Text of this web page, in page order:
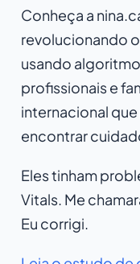
Conheça a
revolucionando
usando
profissionais e
internacional
encontrar
Eles tinham
Vitals. Me
Eu corrigi.